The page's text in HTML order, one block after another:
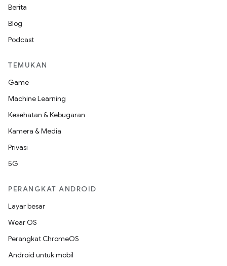
Berita
Blog
Podcast
TEMUKAN
Game
Machine Learning
Kesehatan & Kebugaran
Kamera & Media
Privasi
5G
PERANGKAT ANDROID
Layar besar
Wear OS
Perangkat ChromeOS
Android untuk mobil